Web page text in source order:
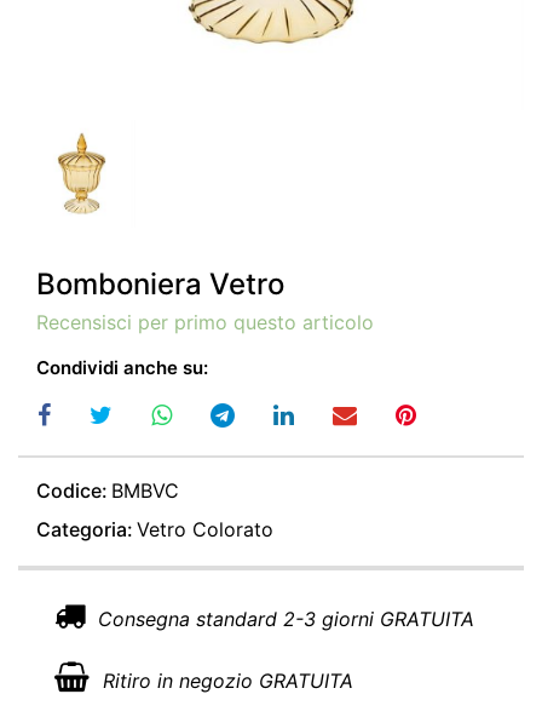
Bomboniera Vetro
Recensisci per primo questo articolo
Condividi anche su:
Codice: BMBVC
Categoria: Vetro Colorato
Consegna standard 2-3 giorni GRATUITA
Ritiro in negozio GRATUITA